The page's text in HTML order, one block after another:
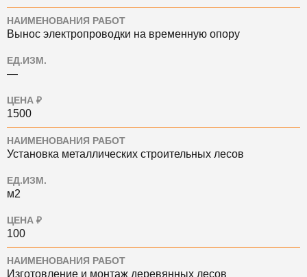
НАИМЕНОВАНИЯ РАБОТ
Вынос электропроводки на временную опору
ЕД.ИЗМ.
—
ЦЕНА ₽
1500
НАИМЕНОВАНИЯ РАБОТ
Установка металлических строительных лесов
ЕД.ИЗМ.
м2
ЦЕНА ₽
100
НАИМЕНОВАНИЯ РАБОТ
Изготовление и монтаж деревянных лесов